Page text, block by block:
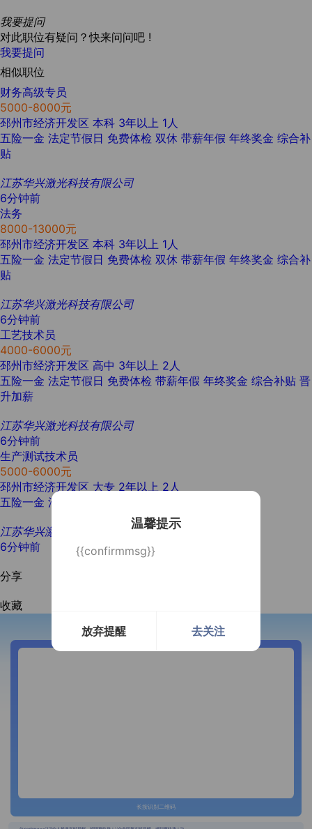
我要提问
对此职位有疑问？快来问问吧 !
我要提问
相似职位
财务高级专员
5000-8000元
邳州市经济开发区 本科 3年以上 1人
五险一金 法定节假日 免费体检 双休 带薪年假 年终奖金 综合补
贴
江苏华兴激光科技有限公司
6分钟前
法务
8000-13000元
邳州市经济开发区 本科 3年以上 1人
五险一金 法定节假日 免费体检 双休 带薪年假 年终奖金 综合补
贴
江苏华兴激光科技有限公司
6分钟前
工艺技术员
4000-6000元
邳州市经济开发区 高中 3年以上 2人
五险一金 法定节假日 免费体检 带薪年假 年终奖金 综合补贴 晋
升加薪
江苏华兴激光科技有限公司
6分钟前
生产测试技术员
5000-6000元
邳州市经济开发区 大专 2年以上 2人
五险一金 法定节假日
江苏华兴激光科技有限公司
6分钟前
分享
收藏
长按识别二维码
温馨提示
{{confirmmsg}}
放弃提醒 去关注